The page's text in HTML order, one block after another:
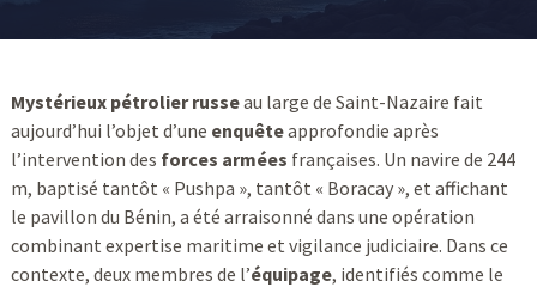
Mystérieux pétrolier russeau large de Saint-Nazaire fait
aujourd’hui l’objet d’une enquêteapprofondie après
l’intervention des forces armées françaises. Un navire de 244
m, baptisé tantôt « Pushpa », tantôt « Boracay », et affichant
le pavillon du Bénin, a été arraisonné dans une opération
combinant expertise maritime et vigilance judiciaire. Dans ce
contexte, deux membres de l’équipage, identifiés comme le